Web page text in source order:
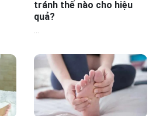
tránh thế nào cho hiệu
quả?